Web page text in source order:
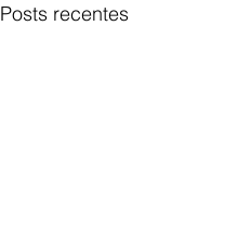
Posts recentes